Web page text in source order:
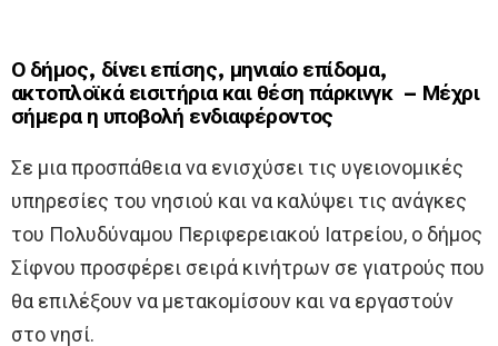
Ο δήμος, δίνει επίσης, μηνιαίο επίδομα,
ακτοπλοϊκά εισιτήρια και θέση πάρκινγκ – Μέχρι
σήμερα η υποβολή ενδιαφέροντος
Σε μια προσπάθεια να ενισχύσει τις υγειονομικές
υπηρεσίες του νησιού και να καλύψει τις ανάγκες
του Πολυδύναμου Περιφερειακού Ιατρείου, ο δήμος
Σίφνου προσφέρει σειρά κινήτρων σε γιατρούς που
θα επιλέξουν να μετακομίσουν και να εργαστούν
στο νησί.